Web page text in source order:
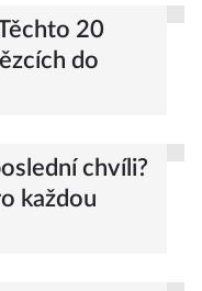
20
do
chvíli?
každou